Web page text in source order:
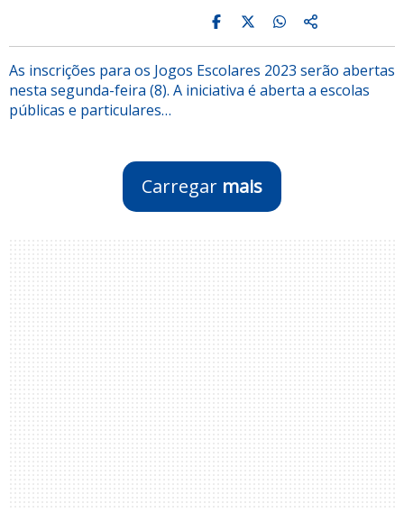
As inscrições para os Jogos Escolares 2023 serão abertas
nesta segunda-feira (8). A iniciativa é aberta a escolas
públicas e particulares…
Carregar mais